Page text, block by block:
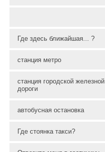
Где здесь ближайшая... ?
станция метро
станция городской железной
дороги
автобусная остановка
Где стоянка такси?